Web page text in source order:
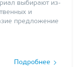
выбирают из-
и
предложение
Подробнее